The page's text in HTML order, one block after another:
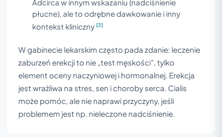
Adcirca w innym wskazaniu (nadciśnienie
płucne), ale to odrębne dawkowanie i inny
kontekst kliniczny [2]
W gabinecie lekarskim często pada zdanie: leczenie
zaburzeń erekcji to nie „test męskości”, tylko
element oceny naczyniowej i hormonalnej. Erekcja
jest wrażliwa na stres, sen i choroby serca. Cialis
może pomóc, ale nie naprawi przyczyny, jeśli
problemem jest np. nieleczone nadciśnienie.